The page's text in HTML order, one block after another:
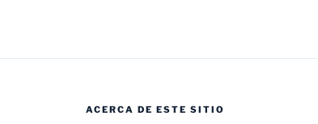
ACERCA DE ESTE SITIO